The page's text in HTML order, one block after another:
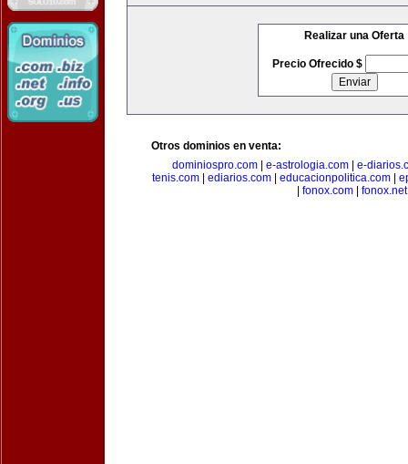
Realizar una Oferta
Precio Ofrecido $
Otros dominios en venta:
dominiospro.com
e-astrologia.com
e-
tenis.com
ediarios.com educacionpolitica.com
fonox.com| fonox.net